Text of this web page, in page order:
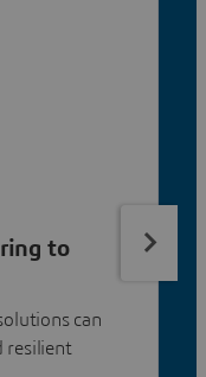
to
can
resilient